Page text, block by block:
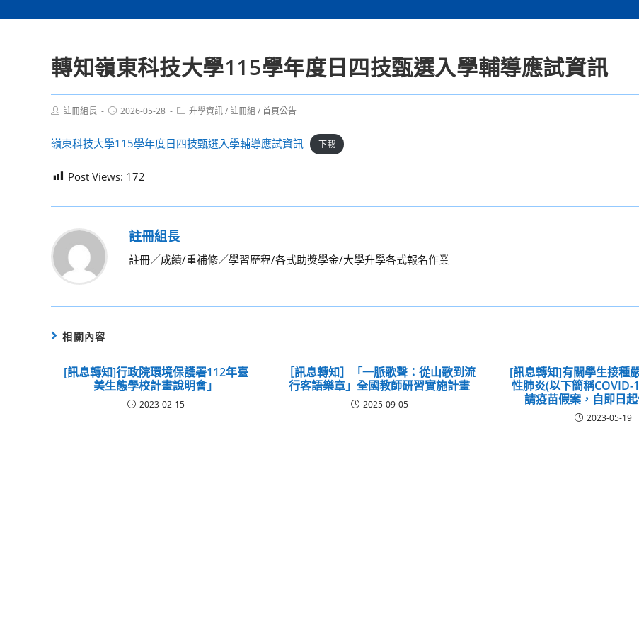
轉知嶺東科技大學115學年度日四技甄選入學輔導應試資訊
Post註冊組長
Post2026-05-28
Post升學資訊/註冊組 /首頁公告
嶺東科技大學115學年度日四技甄選入學輔導應試資訊 下載
Post Views: 172
註冊組長
註冊／成績/重補修／學習歷程/各式助獎學金/大學升學各式報名作業
相關內容
[訊息轉知]行政院環境保護署112年臺
美生態學校計畫說明會」
2023-02-15
［訊息轉知］「一脈歌聲：從山歌到流
行客語樂章」全國教師研習實施計畫
2025-09-05
[訊息轉知]有關學生接種
性肺炎(以下簡稱COVID-
請疫苗假案，自即日
2023-05-19